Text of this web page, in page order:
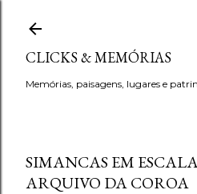
CLICKS & MEMÓRIAS
Memórias, paisagens, lugares e
SIMANCAS EM
ARQUIVO DA COROA